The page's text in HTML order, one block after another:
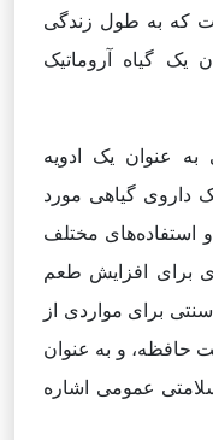
که به طول زندگی
یک گیاه آروماتیک
به عنوان یک ادویه
گیاهی مورد
استفاده‌های مختلف
برای افزایش طعم
برای مواردی از
حافظه، و به عنوان
عمومی اشاره